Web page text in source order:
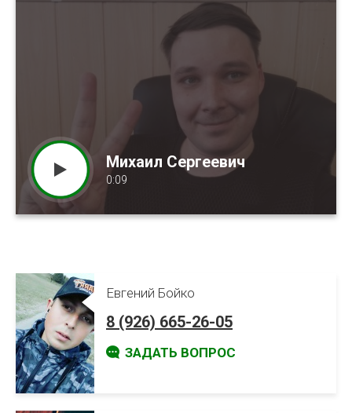
Михаил Сергеевич
0:09
Александра Викторовна
0:15
Екатерина Владимировна
0:13
Евгений Бойко
8 (926) 665-26-05
ЗАДАТЬ ВОПРОС